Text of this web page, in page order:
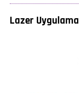
Lazer